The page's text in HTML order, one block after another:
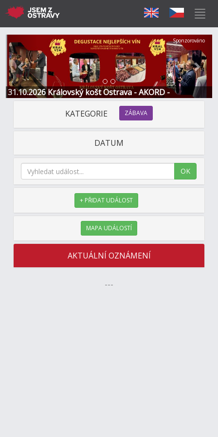
31.10.2026 Královský košt Ostrava - AKORD -
Restaurace a Hotel
Předchozí Další
Sponzorováno
KATEGORIE ZÁBAVA
DATUM
OK
+ PŘIDAT UDÁLOST
MAPA UDÁLOSTÍ
AKTUÁLNÍ OZNÁMENÍ
---